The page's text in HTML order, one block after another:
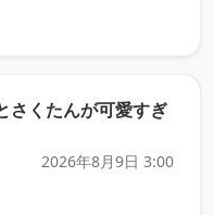
さくたんが可愛すぎ
2026年8月9日 3:00